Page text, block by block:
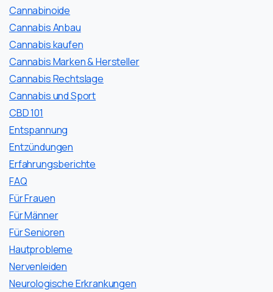
Cannabinoide
Cannabis Anbau
Cannabis kaufen
Cannabis Marken & Hersteller
Cannabis Rechtslage
Cannabis und Sport
CBD 101
Entspannung
Entzündungen
Erfahrungsberichte
FAQ
Für Frauen
Für Männer
Für Senioren
Hautprobleme
Nervenleiden
Neurologische Erkrankungen